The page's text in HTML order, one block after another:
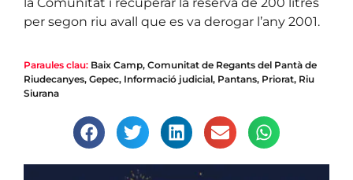
per segon riu avall que es va derogar l’any 2001.
Paraules clau: Baix Camp, Comunitat de Regants del Pantà de
Riudecanyes, Gepec, Informació judicial, Pantans, Priorat, Riu
Siurana